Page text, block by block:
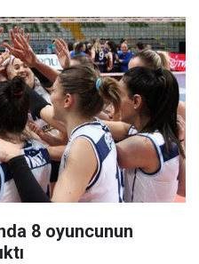
8 oyuncunun